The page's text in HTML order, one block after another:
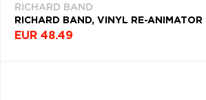
RICHARD BAND
RICHARD BAND, VINYL RE-ANIMATOR
EUR 48.49